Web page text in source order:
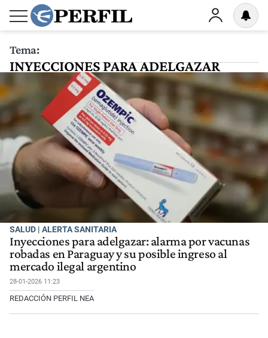
Tema:
INYECCIONES PARA ADELGAZAR
SALUD | ALERTA SANITARIA
Inyecciones para adelgazar: alarma por vacunas
robadas en Paraguay y su posible ingreso al
mercado ilegal argentino
28-01-2026 11:23
REDACCIÓN PERFIL NEA